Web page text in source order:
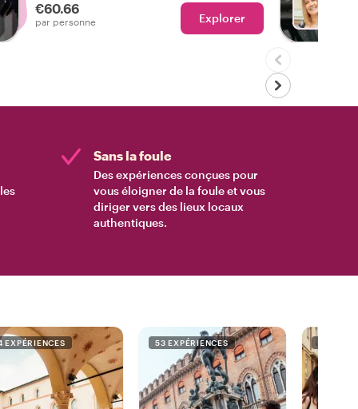
€60.66
par personne Explorer
Sans la foule
Des expériences conçues pour
vous éloigner de la foule et vous
diriger vers des lieux locaux
authentiques.
EXPÉRIENCES 53 EXPÉRIENCES